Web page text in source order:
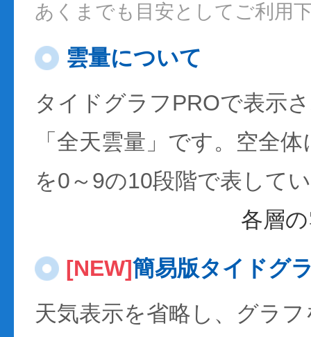
あくまでも目安としてご利用
雲量について
タイドグラフPROで表示
「全天雲量」です。空全
を0～9の10段階で表して
各層
[NEW]簡易版タイドグ
天気表示を省略し、グラ